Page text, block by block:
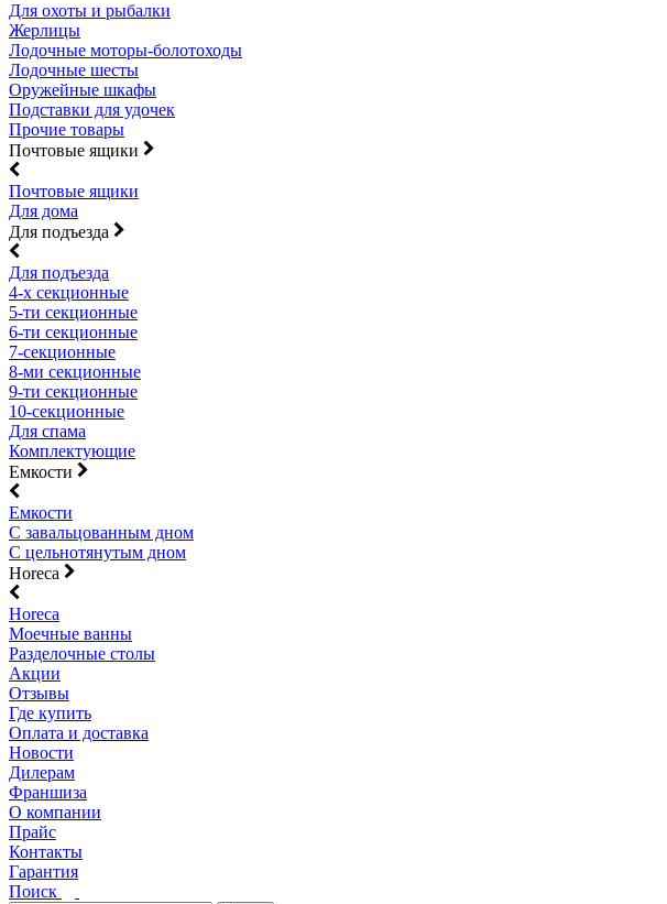
Для охоты и рыбалки
Жерлицы
Лодочные моторы-болотоходы
Лодочные шесты
Оружейные шкафы
Подставки для удочек
Прочие товары
Почтовые ящики
Почтовые ящики
Для дома
Для подъезда
Для подъезда
4-х секционные
5-ти секционные
6-ти секционные
7-секционные
8-ми секционные
9-ти секционные
10-секционные
Для спама
Комплектующие
Емкости
Емкости
С завальцованным дном
С цельнотянутым дном
Horeca
Horeca
Моечные ванны
Разделочные столы
Акции
Отзывы
Где купить
Оплата и доставка
Новости
Дилерам
Франшиза
О компании
Прайс
Контакты
Гарантия
Поиск